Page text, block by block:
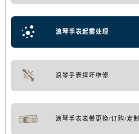
浪琴手表起雾处理
浪琴手表摔坏维修
浪琴手表表带更换/订购/定制